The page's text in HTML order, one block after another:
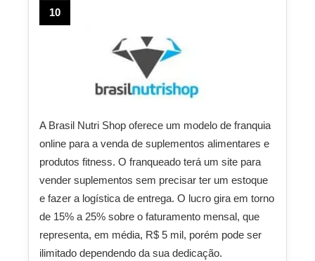
10
A Brasil Nutri Shop oferece um modelo de franquia
online para a venda de suplementos alimentares e
produtos fitness. O franqueado terá um site para
vender suplementos sem precisar ter um estoque
e fazer a logística de entrega. O lucro gira em torno
de 15% a 25% sobre o faturamento mensal, que
representa, em média, R$ 5 mil, porém pode ser
ilimitado dependendo da sua dedicação.